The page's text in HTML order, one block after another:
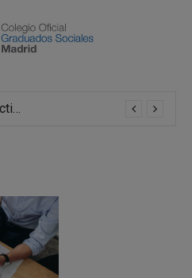
Colegio
Madrid
Los contratos de prácticas se convierten en indefinidos con mayor frecuencia de lo que creemos